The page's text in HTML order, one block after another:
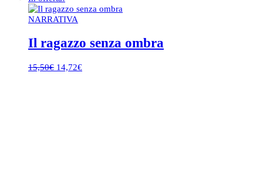
NARRATIVA
Il ragazzo senza ombra
15,50€ Il14,72€Il